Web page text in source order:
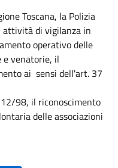
Toscana, la Polizia
attività di vigilanza in
operativo delle
venatorie, il
ai sensi dell'art. 37
98, il riconoscimento
delle associazioni